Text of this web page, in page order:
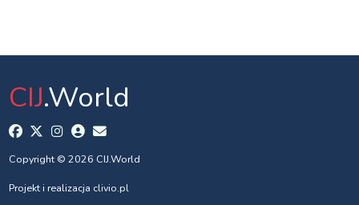
CIJ.World
Copyright © 2026 CIJ.World
Projekt i realizacja clivio.pl